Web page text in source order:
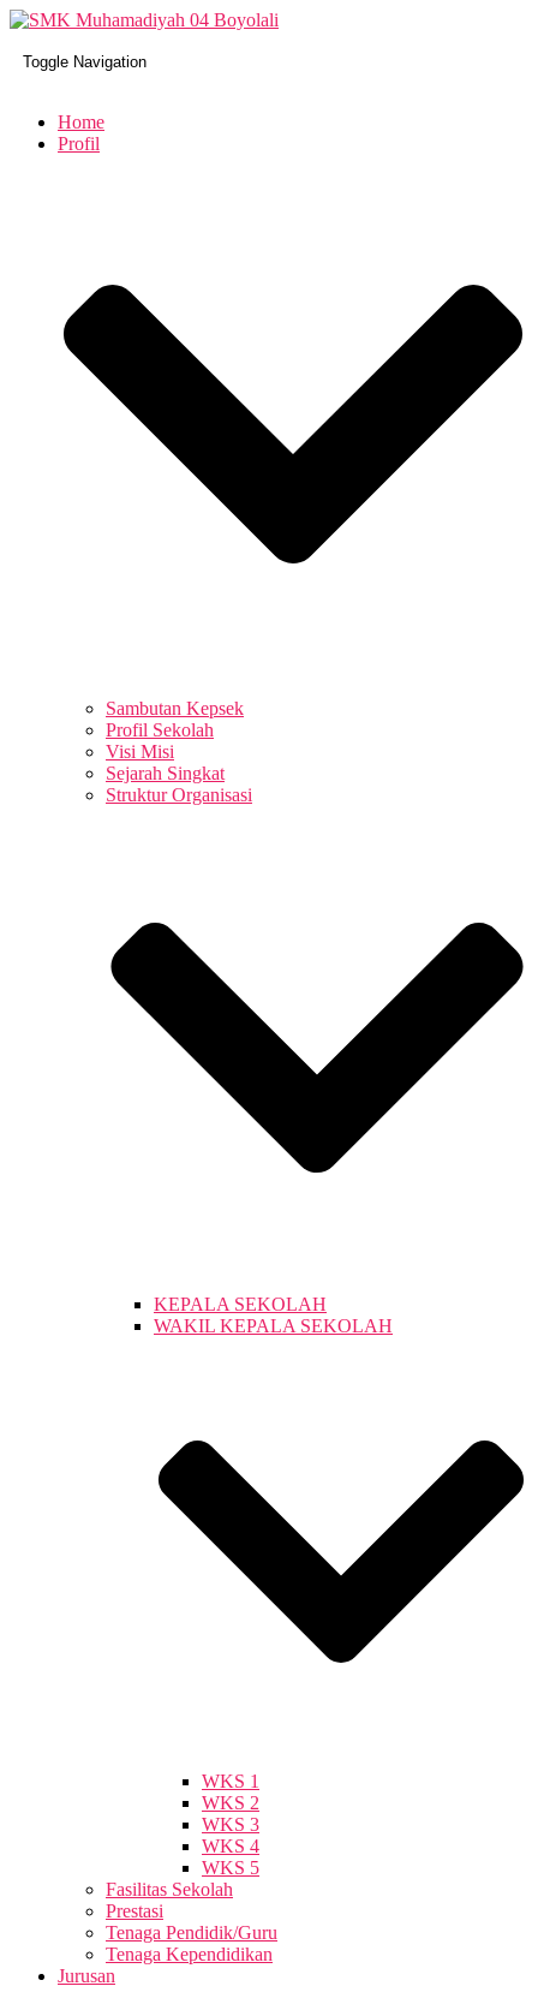
Toggle Navigation
Home
Profil
Sambutan Kepsek
Profil Sekolah
Visi Misi
Sejarah Singkat
Struktur Organisasi
KEPALA SEKOLAH
WAKIL KEPALA SEKOLAH
WKS 1
WKS 2
WKS 3
WKS 4
WKS 5
Fasilitas Sekolah
Prestasi
Tenaga Pendidik/Guru
Tenaga Kependidikan
Jurusan